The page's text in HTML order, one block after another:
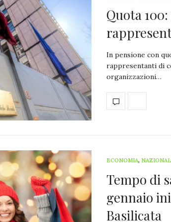
Quota
In pensione con
rappresentanti di
organizzazioni…
ECONOMIA,
Tempo di
gennaio
Basilicata